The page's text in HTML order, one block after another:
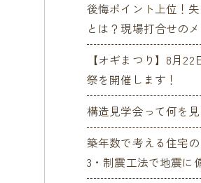
後悔ポイント上位！
とは？現場打合せの
【オギまつり】8月
祭を開催します！
構造見学会って何を
築年数で考える住宅
3・制震工法で地震に